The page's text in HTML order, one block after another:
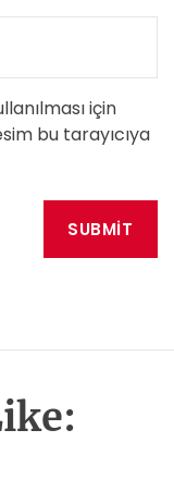
için
bu tarayıcıya